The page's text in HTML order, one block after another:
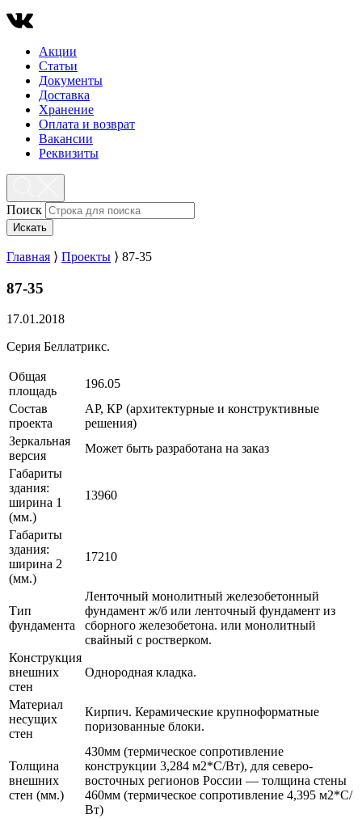
Акции
Статьи
Документы
Доставка
Хранение
Оплата и возврат
Вакансии
Реквизиты
Поиск
Искать
Главная ⟩ Проекты ⟩ 87-35
87-35
17.01.2018
Серия Беллатрикс.
Общая
площадь
196.05
Состав
проекта
АР, КР (архитектурные и конструктивные
решения)
Зеркальная
версия
Может быть разработана на заказ
Габариты
здания:
ширина 1
(мм.)
13960
Габариты
здания:
ширина 2
(мм.)
17210
Тип
фундамента
Ленточный монолитный железобетонный
фундамент ж/б или ленточный фундамент из
сборного железобетона. или монолитный
свайный с ростверком.
Конструкция
внешних
стен
Однородная кладка.
Материал
несущих
стен
Кирпич. Керамические крупноформатные
поризованные блоки.
Толщина
внешних
стен (мм.)
430мм (термическое сопротивление
конструкции 3,284 м2*С/Вт), для северо-
восточных регионов России — толщина стены
460мм (термическое сопротивление 4,395 м2*С/
Вт)